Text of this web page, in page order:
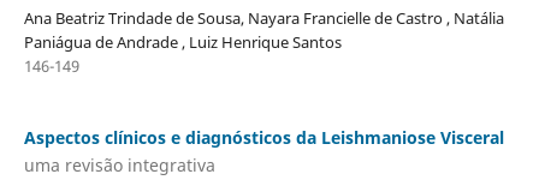
Ana Beatriz Trindade de Sousa, Nayara Francielle de Castro , Natália
Paniágua de Andrade , Luiz Henrique Santos
146-149
Aspectos clínicos e diagnósticos da Leishmaniose Visceral
uma revisão integrativa